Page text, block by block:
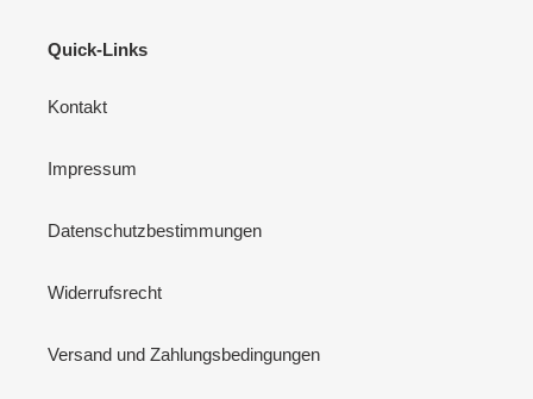
Quick-Links
Kontakt
Impressum
Datenschutzbestimmungen
Widerrufsrecht
Versand und Zahlungsbedingungen